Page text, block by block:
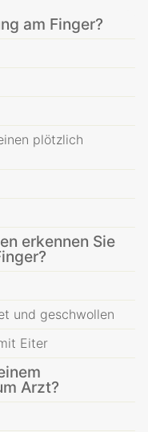
am Finger?
plötzlich
erkennen Sie
und geschwollen
Eiter
Arzt?